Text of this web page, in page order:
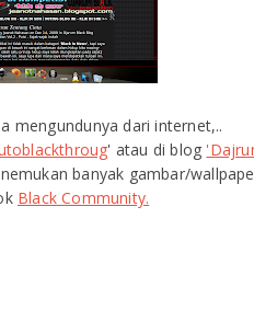
mengundunya dari internet,..
' atau di blog
banyak gambar/
Black Community.